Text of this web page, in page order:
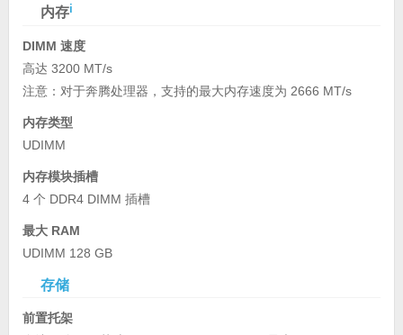
内存i
DIMM 速度
高达 3200 MT/s
注意：对于奔腾处理器，支持的最大内存速度为 2666 MT/s
内存类型
UDIMM
内存模块插槽
4 个 DDR4 DIMM 插槽
最大 RAM
UDIMM 128 GB
存储
前置托架